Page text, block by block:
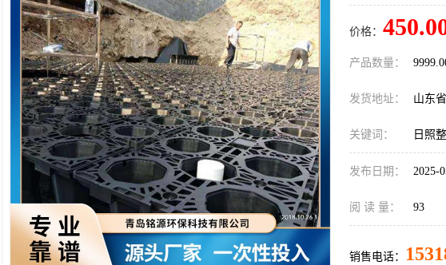
价格：
产品数量：
发货地址： 山东
关键词： 日照
发布日期： 2025-
阅 读 量： 93
销售电话：